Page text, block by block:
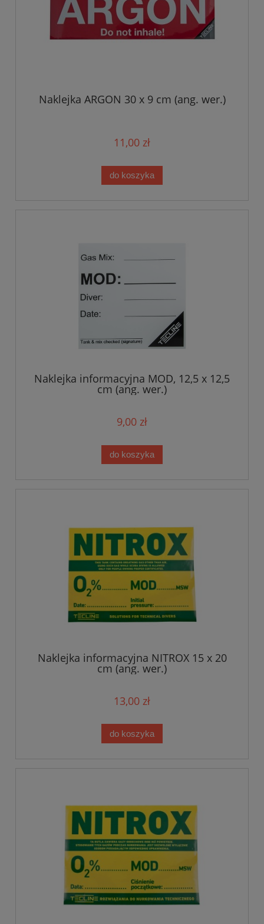
Naklejka ARGON 30 x 9 cm (ang. wer.)
11,00 zł
do koszyka
Naklejka informacyjna MOD, 12,5 x 12,5
cm (ang. wer.)
9,00 zł
do koszyka
Naklejka informacyjna NITROX 15 x 20
cm (ang. wer.)
13,00 zł
do koszyka